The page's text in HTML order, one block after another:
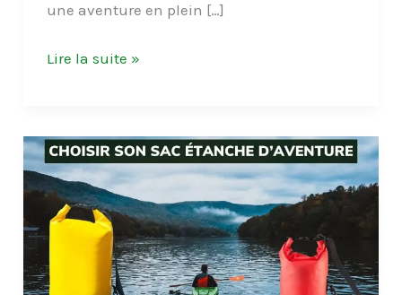
une aventure en plein […]
Baume
:
Pourquoi
toujours
en
avoir
votre
Lire la suite »